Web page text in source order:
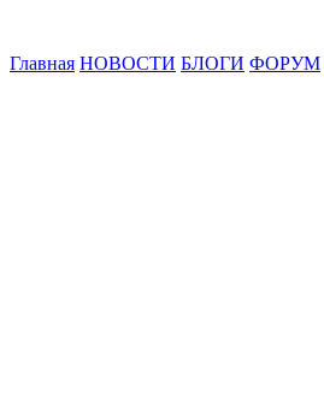
Главная НОВОСТИ БЛОГИ ФОРУМ